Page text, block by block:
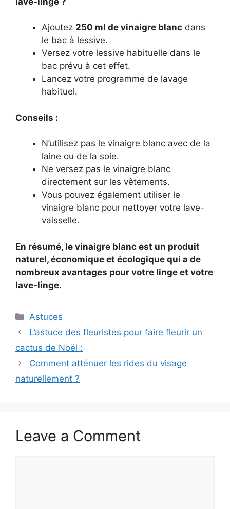
Ajoutez 250 ml de vinaigre blanc dans
le bac à lessive.
Versez votre lessive habituelle dans le
bac prévu à cet effet.
Lancez votre programme de lavage
habituel.
Conseils :
N’utilisez pas le vinaigre blanc avec de la
laine ou de la soie.
Ne versez pas le vinaigre blanc
directement sur les vêtements.
Vous pouvez également utiliser le
vinaigre blanc pour nettoyer votre lave-
vaisselle.
En résumé, le vinaigre blanc est un produit
naturel, économique et écologique qui a de
nombreux avantages pour votre linge et votre
lave-linge.
Categories
Astuces
L’astuce des fleuristes pour faire fleurir un
cactus de Noël :
Comment atténuer les rides du visage
naturellement ?
Leave a Comment